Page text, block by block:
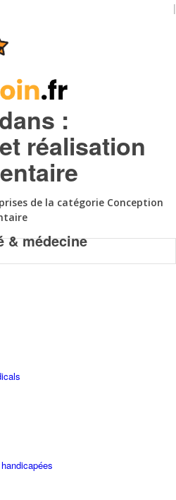
:
réalisation
de la catégorie Conception
& médecine
|